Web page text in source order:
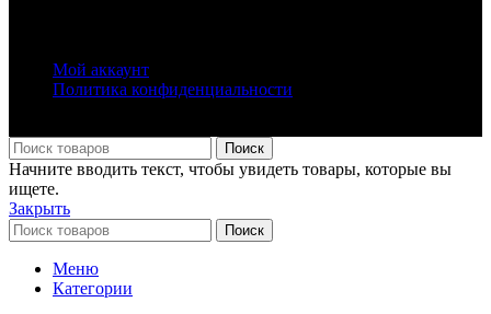
Мой аккаунт
Политика конфиденциальности
Поиск
Начните вводить текст, чтобы увидеть товары, которые вы
ищете.
Закрыть
Поиск
Меню
Категории